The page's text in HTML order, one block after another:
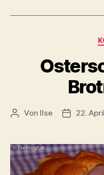
Beitragsautor
Von Ilse 22.